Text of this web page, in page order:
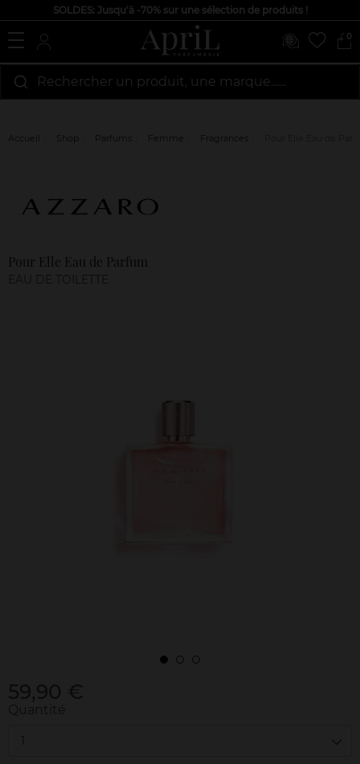
SOLDES: Jusqu'à -70% sur une sélection de produits !
0
Rechercher un produit, une marque…...
Accueil Shop Parfums Femme Fragrances
Pour Elle Eau de Parfum
1